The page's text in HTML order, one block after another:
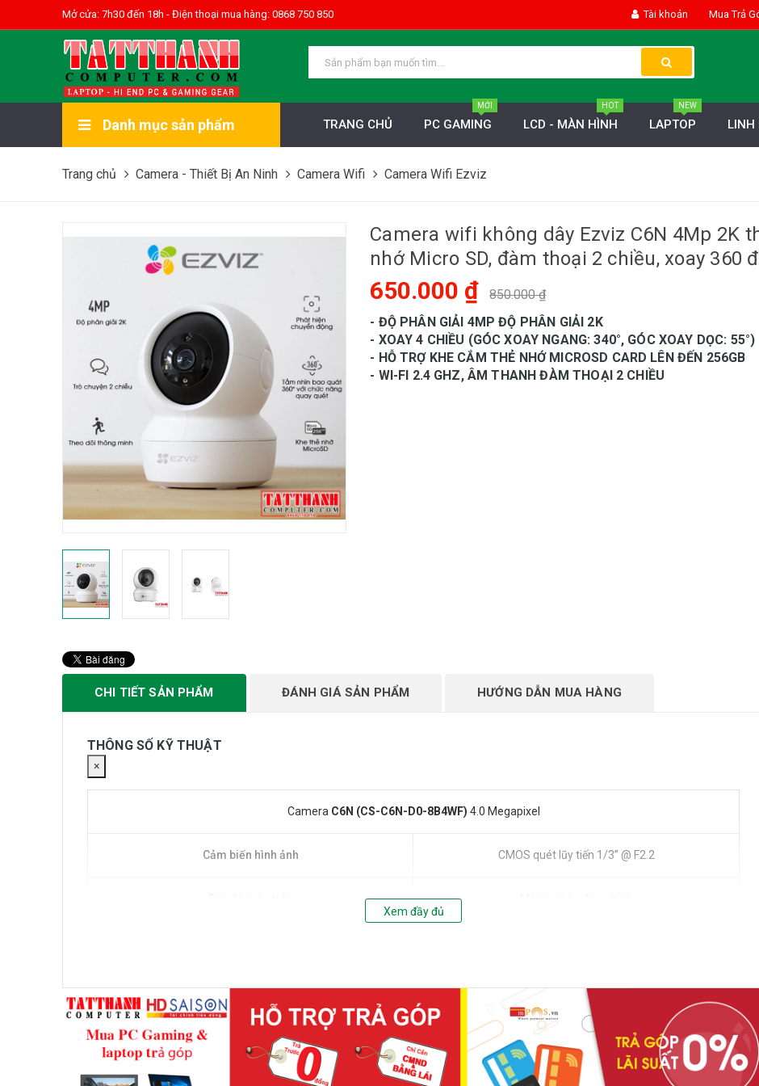
Mở cửa: 7h30 đến 18h - Điện thoại mua hàng: 0868 750 850 Tài khoản Mua Trả
Danh mục sản phẩm TRANG CHỦ PC GAMING
MỚI
LCD - MÀN HÌNH
HOT
LAPTOP
NEW
LINH
Trang chủ Camera - Thiết Bị An Ninh Camera Wifi Camera Wifi Ezviz
Camera wifi không dây Ezviz C6N 4Mp 2K
nhớ Micro SD, đàm thoại 2 chiều, xoay 360
650.000 ₫
850.000 ₫
- ĐỘ PHÂN GIẢI 4MP ĐỘ PHÂN GIẢI 2K
- XOAY 4 CHIỀU (GÓC XOAY NGANG: 340°, GÓC XOAY DỌC: 55°)
- HỖ TRỢ KHE CẮM THẺ NHỚ MICROSD CARD LÊN ĐẾN 256GB
- WI-FI 2.4 GHZ, ÂM THANH ĐÀM THOẠI 2 CHIỀU
CHI TIẾT SẢN PHẨM ĐÁNH GIÁ SẢN PHẨM HƯỚNG DẪN MUA HÀNG
THÔNG SỐ KỸ THUẬT
×
Camera C6N (CS-C6N-D0-8B4WF) 4.0 Megapixel
Cảm biến hình ảnh CMOS quét lũy tiến 1/3” @ F2.2
Ngàm ống kính M12
Ngày & đêm Bộ lọc cắt bỏ tín hiệu hồng ngoại chuyển đổi tự động
DNR (Giảm nhiễu kỹ thuật số) DNR 3D
Xem đầy đủ